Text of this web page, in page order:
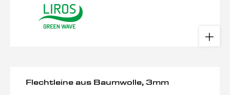
Flechtleine aus Baumwolle, 3mm